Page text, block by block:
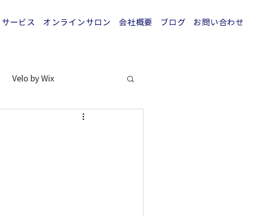
サービス オンラインサロン 会社概要 ブログ お問い合わせ
Velo by Wix